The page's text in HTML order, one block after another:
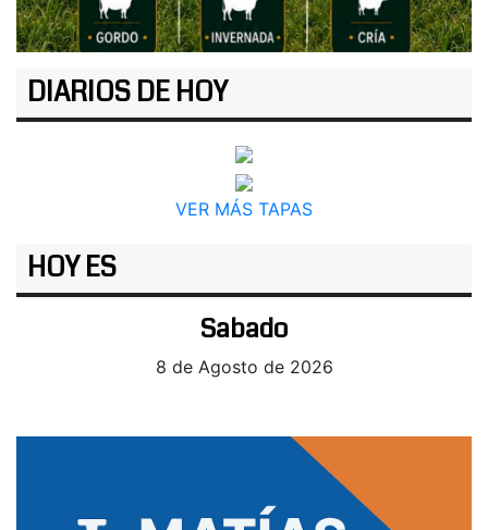
DIARIOS DE HOY
VER MÁS TAPAS
HOY ES
Sabado
8 de Agosto de 2026